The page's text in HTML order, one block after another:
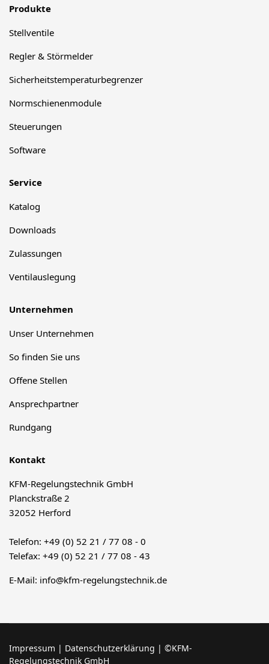
Produkte
Stellventile
Regler & Störmelder
Sicherheitstemperaturbegrenzer
Normschienenmodule
Steuerungen
Software
Service
Katalog
Downloads
Zulassungen
Ventilauslegung
Unternehmen
Unser Unternehmen
So finden Sie uns
Offene Stellen
Ansprechpartner
Rundgang
Kontakt
KFM-Regelungstechnik GmbH
Planckstraße 2
32052 Herford
Telefon: +49 (0) 52 21 / 77 08 - 0
Telefax: +49 (0) 52 21 / 77 08 - 43
E-Mail: info@kfm-regelungstechnik.de
Impressum | Datenschutzerklärung | ©KFM-
Regelungstechnik GmbH